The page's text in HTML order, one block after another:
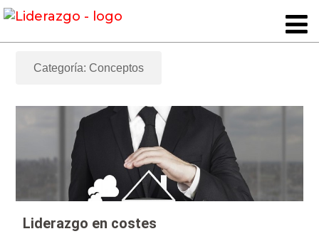
Categoría: Conceptos
Liderazgo en costes